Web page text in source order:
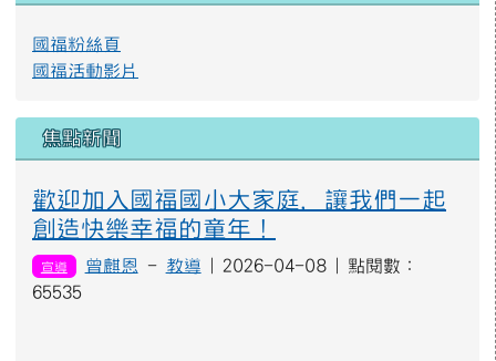
國福粉絲頁
國福活動影片
焦點新聞
歡迎加入國福國小大家庭，讓我們一起
創造快樂幸福的童年！
宣導 曾麒恩 - 教導 | 2026-04-08 | 點閱數：
65535